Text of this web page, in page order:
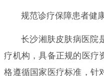
规范诊疗保障患者健
长沙湘肤皮肤病医院
疗机构，具备正规的医疗
格遵循国家医疗标准，针